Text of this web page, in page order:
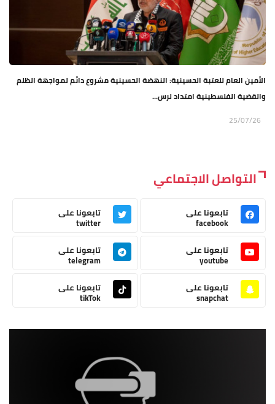
الأمين العام للعتبة الحسينية: النهضة الحسينية مشروع دائم لمواجهة الظلم
والقضية الفلسطينية امتداد لرس...
25/07/26
التواصل الاجتماعي
تابعونا على
facebook
تابعونا على
twitter
تابعونا على
youtube
تابعونا على
telegram
تابعونا على
snapchat
تابعونا على
tikTok